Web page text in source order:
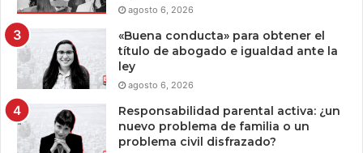
agosto 6, 2026
«Buena conducta» para obtener el
título de abogado e igualdad ante la
ley
agosto 6, 2026
Responsabilidad parental activa: ¿un
nuevo problema de familia o un
problema civil disfrazado?